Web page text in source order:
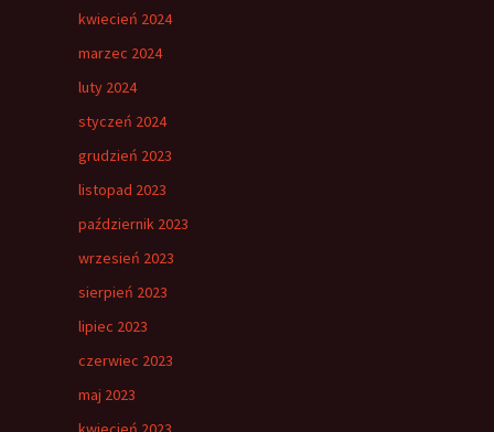
kwiecień 2024
marzec 2024
luty 2024
styczeń 2024
grudzień 2023
listopad 2023
październik 2023
wrzesień 2023
sierpień 2023
lipiec 2023
czerwiec 2023
maj 2023